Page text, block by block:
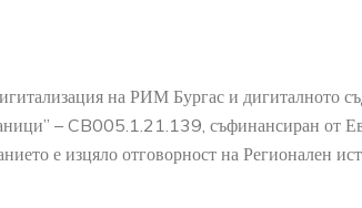
на РИМ Бургас и дигиталното
– CB005.1.21.139, съфинансиран от
е изцяло отговорност на Регионален